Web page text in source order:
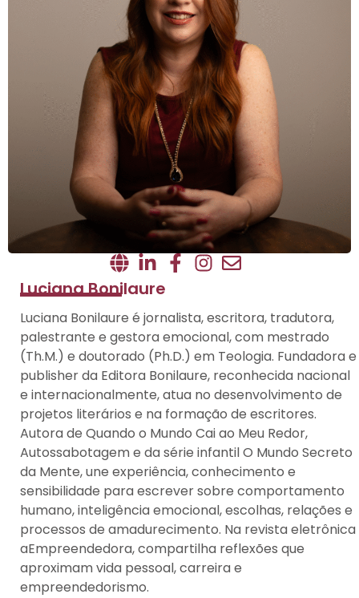
Luciana Bonilaure
Luciana Bonilaure é jornalista, escritora, tradutora,
palestrante e gestora emocional, com mestrado
(Th.M.) e doutorado (Ph.D.) em Teologia. Fundadora e
publisher da Editora Bonilaure, reconhecida nacional
e internacionalmente, atua no desenvolvimento de
projetos literários e na formação de escritores.
Autora de Quando o Mundo Cai ao Meu Redor,
Autossabotagem e da série infantil O Mundo Secreto
da Mente, une experiência, conhecimento e
sensibilidade para escrever sobre comportamento
humano, inteligência emocional, escolhas, relações e
processos de amadurecimento. Na revista eletrônica
aEmpreendedora, compartilha reflexões que
aproximam vida pessoal, carreira e
empreendedorismo.